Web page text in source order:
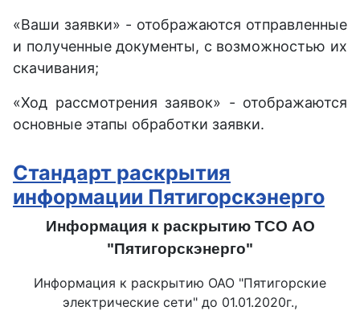
«Ваши заявки» - отображаются отправленные
и полученные документы, с возможностью их
скачивания;
«Ход рассмотрения заявок» - отображаются
основные этапы обработки заявки.
Стандарт раскрытия
информации Пятигорскэнерго
Информация к раскрытию ТСО АО
"Пятигорскэнерго"
Информация к раскрытию ОАО "Пятигорские
электрические сети" до 01.01.2020г.,